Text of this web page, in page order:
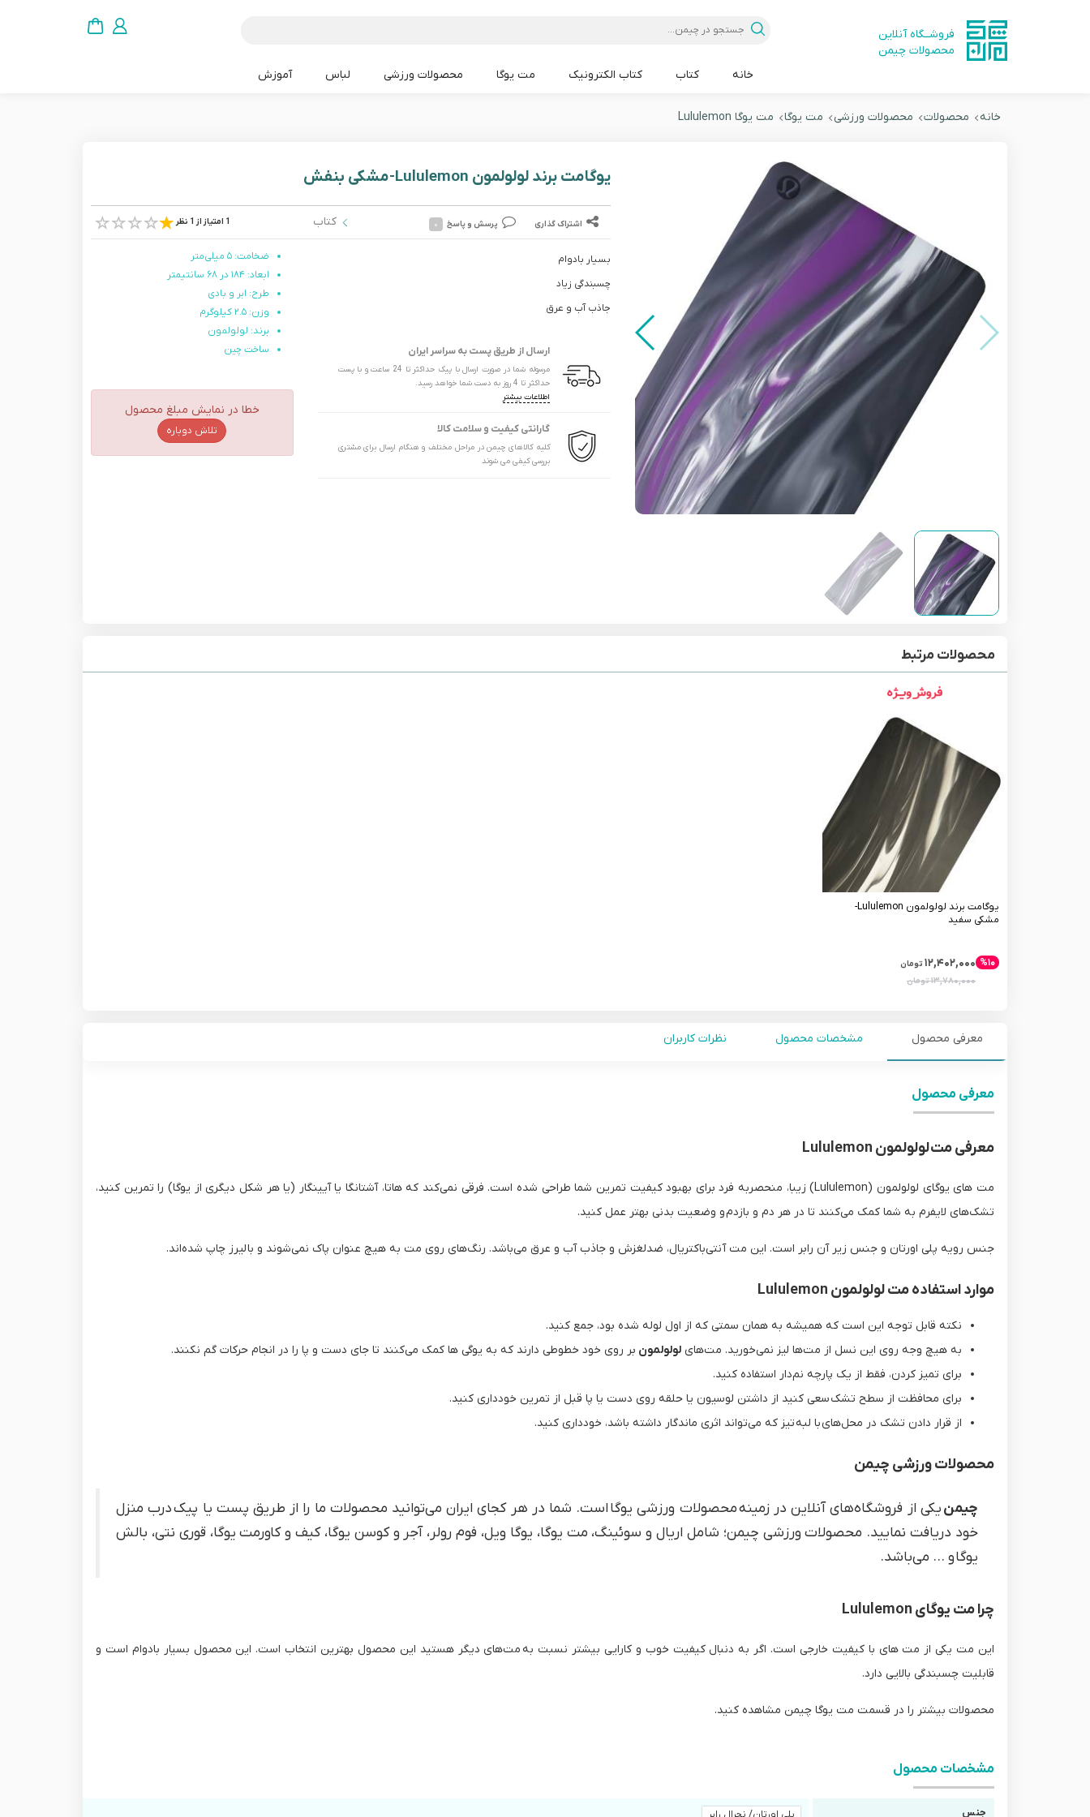
فروشــگاه آنلاین
محصولات چیمن
خانه
کتاب کتاب الکترونیک مت یوگا محصولات ورزشی لباس آموزش
خانه محصولات محصولات ورزشی مت یوگا مت یوگا Lululemon
یوگامت برند لولولمون Lululemon-مشکی بنفش
اشتراک گذاری پرسش و پاسخ ۰ کتاب 1 امتیاز از 1 نظر
بسیار بادوام
چسبندگی زیاد
جاذب آب و عرق
ارسال از طریق پست به سراسر ایران
مرسوله شما در صورت ارسال با پیک حداکثر تا 24 ساعت و با پست
حداکثر تا 4 روز به دست شما خواهد رسید.
اطلاعات بیشتر
گارانتی کیفیت و سلامت کالا
کلیه کالاهای چیمن در مراحل مختلف و هنگام ارسال برای مشتری
بررسی کیفی می شوند
ضخامت: ۵ میلی‌متر
ابعاد: ۱۸۴ در ۶۸ سانتیمتر
طرح: ابر و بادی
وزن: ۲.۵ کیلوگرم
برند: لولولمون
ساخت چین
خطا در نمایش مبلغ محصول
تلاش دوباره
محصولات مرتبط
یوگامت برند لولولمون Lululemon-
مشکی سفید
۱۲,۴۰۲,۰۰۰ تومان
۱۳,۷۸۰,۰۰۰تومان
%۱۰
معرفی محصول مشخصات محصول نظرات کاربران
معرفی محصول
معرفی مت‌ لولولمون Lululemon
مت های یوگای لولولمون (Lululemon) زیبا، منحصربه فرد برای بهبود کیفیت تمرین شما طراحی شده است. فرقی نمی‌کند که هاتا، آشتانگا یا آیینگار (یا هر شکل دیگری از یوگا) را تمرین کنید،
تشک‌های لایفرم به شما کمک می‌کنند تا در هر دم و بازدم و وضعیت بدنی بهتر عمل کنید.
جنس رویه پلی اورتان و جنس زیر آن رابر است. این مت آنتی‌باکتریال، ضدلغزش و جاذب آب و عرق می‌باشد. رنگ‌های روی مت به هیچ عنوان پاک نمی‌شوند و با لیرز چاپ شده‌اند.
موارد استفاده مت لولولمون Lululemon
نکته قابل توجه این است که همیشه به همان سمتی که از اول لوله شده بود، جمع کنید.
به هیچ وجه روی این نسل از مت‌ها لیز نمی‌خورید. مت‌های لولولمون بر روی خود خطوطی دارند که به یوگی ها کمک می‌کنند تا جای دست و‌ پا را در انجام حرکات گم نکنند.
برای تمیز کردن، فقط از یک پارچه نم‌دار استفاده کنید.
برای محافظت از سطح تشک سعی کنید از داشتن لوسیون یا حلقه روی دست یا پا قبل از تمرین خودداری کنید.
از قرار دادن تشک در محل‌های با لبه تیز که می‌تواند اثری ماندگار داشته باشد، خودداری کنید.
محصولات ورزشی چیمن
چیمنیکی از فروشگاه‌های آنلاین در زمینه محصولات ورزشی یوگا است. شما در هر کجای ایران می‌توانید محصولات ما را از طریق پست یا پیک درب منزل
خود دریافت نمایید. محصولات ورزشی چیمن؛ شامل اریال و سوئینگ، مت یوگا، یوگا ویل، فوم رولر، آجر و کوسن یوگا، کیف و کاورمت یوگا، قوری نتی، بالش
یوگا و ... می‌باشد.
چرا مت یوگای Lululemon
این مت یکی از مت های با کیفیت خارجی است. اگر به دنبال کیفیت خوب و کارایی بیشتر نسبت به مت‌های دیگر هستید این محصول بهترین انتخاب است. این محصول بسیار بادوام است و
قابلیت چسبندگی بالایی دارد.
محصولات بیشتر را در قسمت مت یوگا چیمن مشاهده کنید.
مشخصات محصول
جنس پلی اورتان/ نچرال رابر